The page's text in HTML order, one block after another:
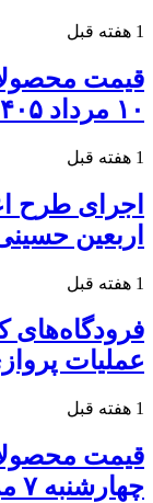
1 هفته قبل
قیمت
۱۰ مرداد ۱۴۰۵
1 هفته قبل
اجرای طرح
اربعین
1 هفته قبل
فرودگاه‌های
عملیات
1 هفته قبل
قیمت
چهارشنبه ۷ مرداد ۱۴۰۵